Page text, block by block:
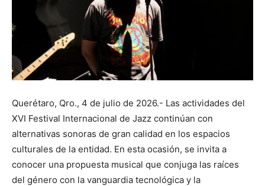
Querétaro, Qro., 4 de julio de 2026.- Las actividades del
XVI Festival Internacional de Jazz continúan con
alternativas sonoras de gran calidad en los espacios
culturales de la entidad. En esta ocasión, se invita a
conocer una propuesta musical que conjuga las raíces
del género con la vanguardia tecnológica y la